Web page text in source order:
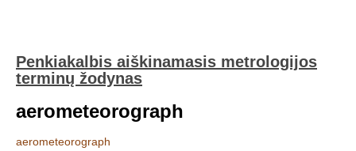
Penkiakalbis aiškinamasis metrologijos
terminų žodynas
aerometeorograph
aerometeorograph